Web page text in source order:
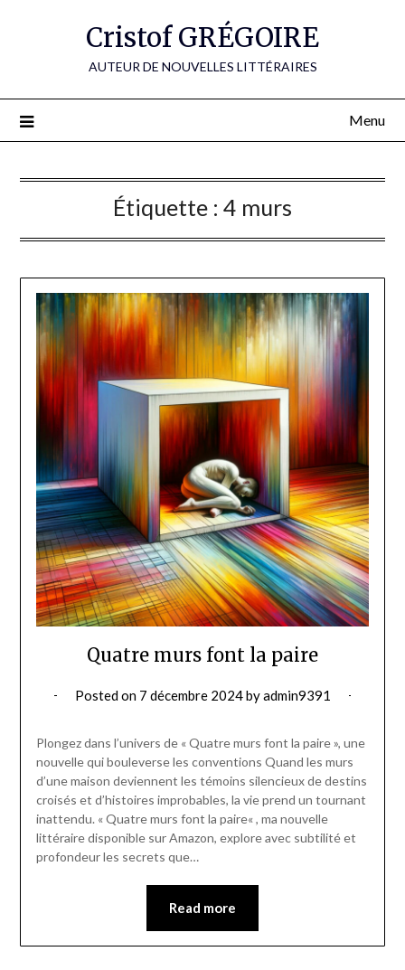
Cristof GRÉGOIRE
AUTEUR DE NOUVELLES LITTÉRAIRES
Menu
Étiquette : 4 murs
Quatre murs font la paire
Posted on 7 décembre 2024byadmin9391
Plongez dans l’univers de « Quatre murs font la paire », une
nouvelle qui bouleverse les conventions Quand les murs
d’une maison deviennent les témoins silencieux de destins
croisés et d’histoires improbables, la vie prend un tournant
inattendu. « Quatre murs font la paire« , ma nouvelle
littéraire disponible sur Amazon, explore avec subtilité et
profondeur les secrets que…
Read more